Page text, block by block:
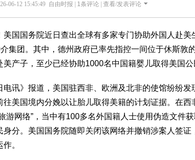
06-12 15:45:49 自由时报 | 1条评论 | 查看/发表评论
美国国务院近日查出全球有多家专门协助外国人赴
介集团。其中，德州政府已率先指控一间位于休斯敦
美产子，至少已经协助1000名中国籍婴儿取得美国公
电讯》报道，美国驻西非、欧洲及北非的使馆纷纷发
往美国境内分娩以让胎儿取得美籍的计划证据。在西
游网络”，当中有100多名外国籍人士使用伪造文件
身分。美国国务院随即关闭该网络并撤销涉案人签证
。